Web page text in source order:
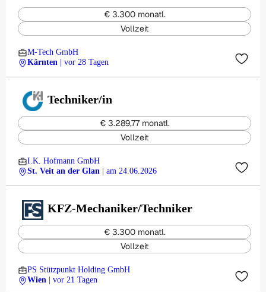
€ 3.300 monatl.
Vollzeit
M-Tech GmbH
Kärnten
| vor 28 Tagen
Techniker/in
€ 3.289,77 monatl.
Vollzeit
I.K. Hofmann GmbH
St. Veit an der Glan
| am 24.06.2026
KFZ-Mechaniker/Techniker
€ 3.300 monatl.
Vollzeit
PS Stützpunkt Holding GmbH
Wien
| vor 21 Tagen